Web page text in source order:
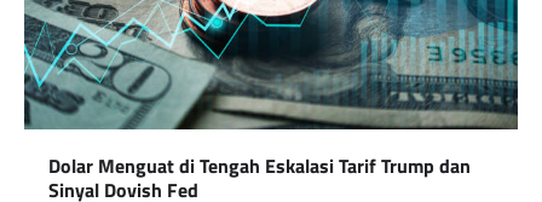
Dolar Menguat di Tengah Eskalasi Tarif Trump dan
Sinyal Dovish Fed